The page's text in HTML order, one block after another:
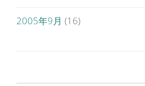
2005年9月 (16)